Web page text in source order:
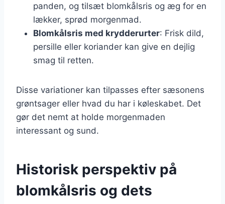
panden, og tilsæt blomkålsris og æg for en
lækker, sprød morgenmad.
Blomkålsris med krydderurter: Frisk dild,
persille eller koriander kan give en dejlig
smag til retten.
Disse variationer kan tilpasses efter sæsonens
grøntsager eller hvad du har i køleskabet. Det
gør det nemt at holde morgenmaden
interessant og sund.
Historisk perspektiv på
blomkålsris og dets